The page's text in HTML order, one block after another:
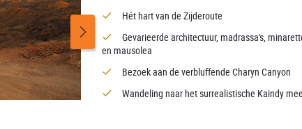
Hét hart van de Zijderoute
Gevarieerde architectuur, madrassa's,
en mausolea
Bezoek aan de verbluffende Charyn Canyon
Wandeling naar het surrealistische Kaindy